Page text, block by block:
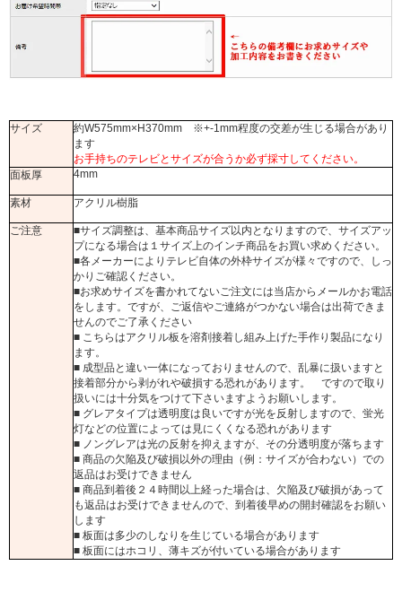
サイズ
約W575mm×H370mm ※+-1mm程度の交差が生じる場合があり
ます
お手持ちのテレビとサイズが合うか必ず採寸してください。
面板厚
4mm
素材 アクリル樹脂
ご注意
■サイズ調整は、基本商品サイズ以内となりますので、サイズアッ
プになる場合は１サイズ上のインチ商品をお買い求めください。
■各メーカーによりテレビ自体の外枠サイズが様々ですので、しっ
かりご確認ください。
■お求めサイズを書かれてないご注文には当店からメールかお電話
をします。ですが、ご返信やご連絡がつかない場合は出荷できま
せんのでご了承ください
■ こちらはアクリル板を溶剤接着し組み上げた手作り製品になり
ます。
■ 成型品と違い一体になっておりませんので、乱暴に扱いますと
接着部分から剥がれや破損する恐れがあります。 ですので取り
扱いには十分気をつけて下さいますようお願いします。
■ グレアタイプは透明度は良いですが光を反射しますので、蛍光
灯などの位置によっては見にくくなる恐れがあります
■ ノングレアは光の反射を抑えますが、その分透明度が落ちます
■ 商品の欠陥及び破損以外の理由（例：サイズが合わない）での
返品はお受けできません
■ 商品到着後２４時間以上経った場合は、欠陥及び破損があって
も返品はお受けできませんので、到着後早めの開封確認をお願い
します
■ 板面は多少のしなりを生じている場合があります
■ 板面にはホコリ、薄キズが付いている場合があります